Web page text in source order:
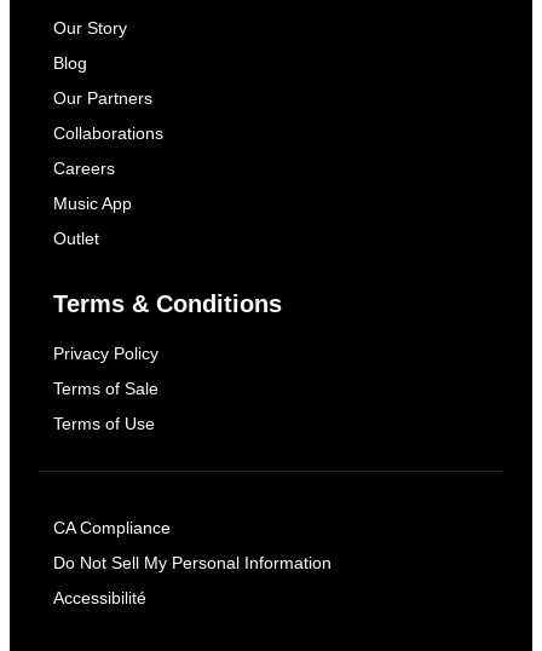
Our Story
Blog
Our Partners
Collaborations
Careers
Music App
Outlet
Terms & Conditions
Privacy Policy
Terms of Sale
Terms of Use
CA Compliance
Do Not Sell My Personal Information
Accessibilité